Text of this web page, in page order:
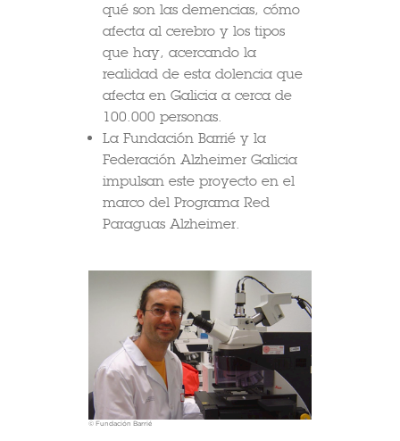
qué son las demencias, cómo
afecta al cerebro y los tipos
que hay, acercando la
realidad de esta dolencia que
afecta en Galicia a cerca de
100.000 personas.
La Fundación Barrié y la
Federación Alzheimer Galicia
impulsan este proyecto en el
marco del Programa Red
Paraguas Alzheimer.
© Fundación Barrié